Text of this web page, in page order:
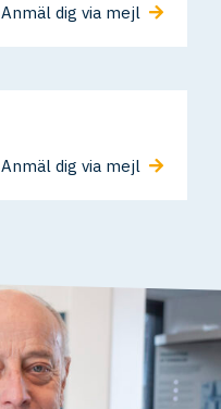
Anmäl dig via mejl
Anmäl dig via mejl